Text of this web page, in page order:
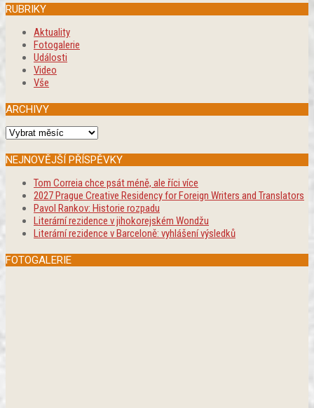
RUBRIKY
Aktuality
Fotogalerie
Události
Video
Vše
ARCHIVY
Archivy
NEJNOVĚJŠÍ PŘÍSPĚVKY
Tom Correia chce psát méně, ale říci více
2027 Prague Creative Residency for Foreign Writers and Translators
Pavol Rankov: Historie rozpadu
Literární rezidence v jihokorejském Wondžu
Literární rezidence v Barceloně: vyhlášení výsledků
FOTOGALERIE